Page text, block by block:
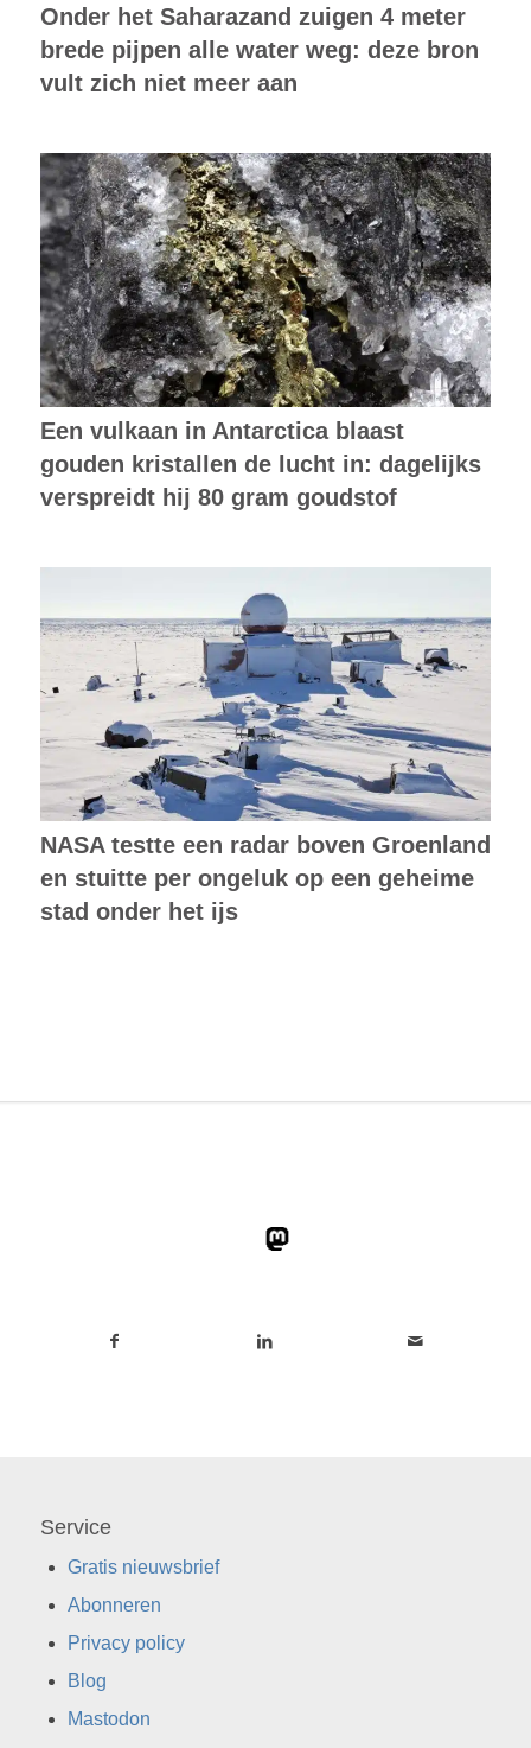
Onder het Saharazand zuigen 4 meter
brede pijpen alle water weg: deze bron
vult zich niet meer aan
Een vulkaan in Antarctica blaast
gouden kristallen de lucht in: dagelijks
verspreidt hij 80 gram goudstof
NASA testte een radar boven Groenland
en stuitte per ongeluk op een geheime
stad onder het ijs
Service
Gratis nieuwsbrief
Abonneren
Privacy policy
Blog
Mastodon